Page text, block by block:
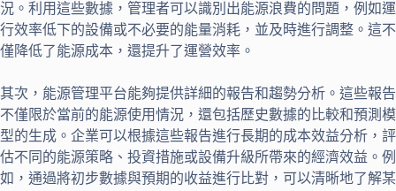
況。利用這些數據，管理者可以識別出能源浪費的問題，例如運
行效率低下的設備或不必要的能量消耗，並及時進行調整。這不
僅降低了能源成本，還提升了運營效率。
其次，能源管理平台能夠提供詳細的報告和趨勢分析。這些報告
不僅限於當前的能源使用情況，還包括歷史數據的比較和預測模
型的生成。企業可以根據這些報告進行長期的成本效益分析，評
估不同的能源策略、投資措施或設備升級所帶來的經濟效益。例
如，通過將初步數據與預期的收益進行比對，可以清晰地了解某